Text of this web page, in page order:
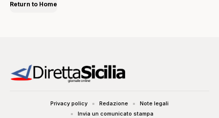
Return to Home
Privacy policy Redazione
Note legali
Invia un comunicato stampa